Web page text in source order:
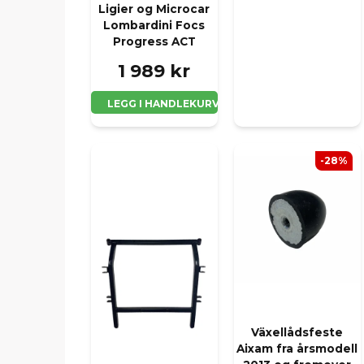
Ligier og Microcar
Lombardini Focs
Progress ACT
1 989 kr
LEGG I HANDLEKURV
Växellådsfeste
Aixam fra årsmodell
-28%